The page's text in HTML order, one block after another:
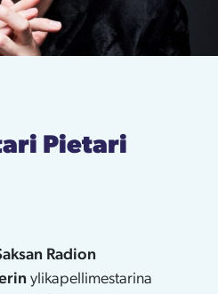
Pietari
Radion
ylikapellimestarina